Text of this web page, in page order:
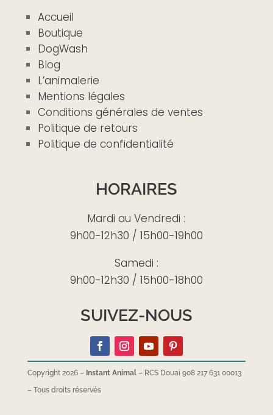
Accueil
Boutique
DogWash
Blog
L’animalerie
Mentions légales
Conditions générales de ventes
Politique de retours
Politique de confidentialité
HORAIRES
Mardi au Vendredi :
9h00-12h30 / 15h00-19h00
Samedi :
9h00-12h30 / 15h00-18h00
SUIVEZ-NOUS
Copyright 2026 – Instant Animal– RCS Douai 908 217 631 00013
– Tous droits réservés